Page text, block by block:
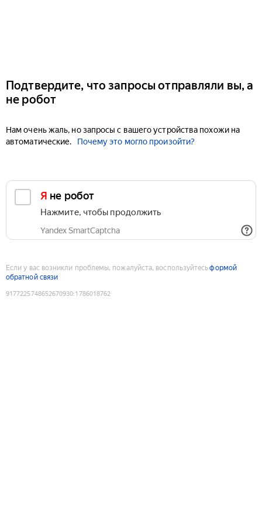
Подтвердите, что запросы отправляли вы, а
не робот
Нам очень жаль, но запросы с вашего устройства похожи на
автоматические.
Почему это могло произойти?
Я не робот
Нажмите, чтобы продолжить
Yandex SmartCaptcha
Если у вас возникли проблемы, пожалуйста, воспользуйтесьформой
обратной связи
9177225748652670930:1786018762